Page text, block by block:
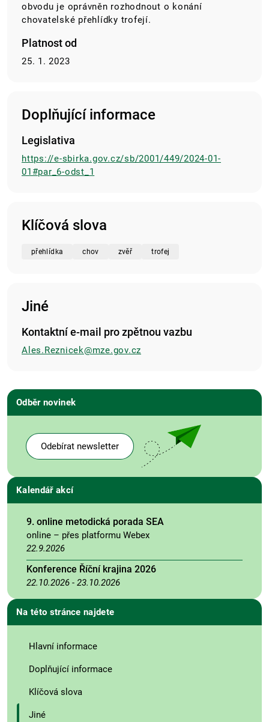
obvodu je oprávněn rozhodnout o konání
chovatelské přehlídky trofejí.
Platnost od
25. 1. 2023
Doplňující informace
Legislativa
https://e-sbirka.gov.cz/sb/2001/449/2024-01-
01#par_6-odst_1
Klíčová slova
přehlídka chov zvěř trofej
Jiné
Kontaktní e-mail pro zpětnou vazbu
Ales.Reznicek@mze.gov.cz
Odběr novinek
Odebírat newsletter
Kalendář akcí
9. online metodická porada SEA
online – přes platformu Webex
22.9.2026
Konference Říční krajina 2026
22.10.2026 - 23.10.2026
Na této stránce najdete
Hlavní informace
Doplňující informace
Klíčová slova
Jiné